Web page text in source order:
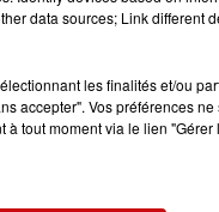
ramadan.
moral.
ont renoncé à
pour durer toute la
data sources; Link different
les finalités et/ou
accepter". Vos préférences
tout moment via le lien